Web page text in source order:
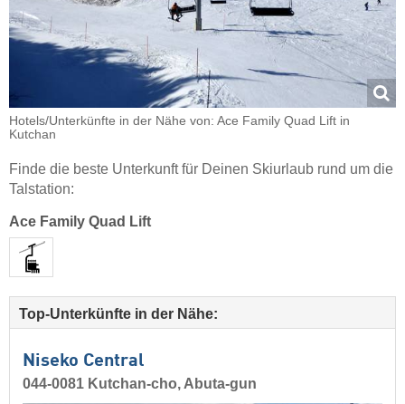
Hotels/Unterkünfte in der Nähe von: Ace Family Quad Lift in
Kutchan
Finde die beste Unterkunft für Deinen Skiurlaub rund um die
Talstation:
Ace Family Quad Lift
Top-Unterkünfte in der Nähe:
Niseko Central
044-0081 Kutchan-cho, Abuta-gun